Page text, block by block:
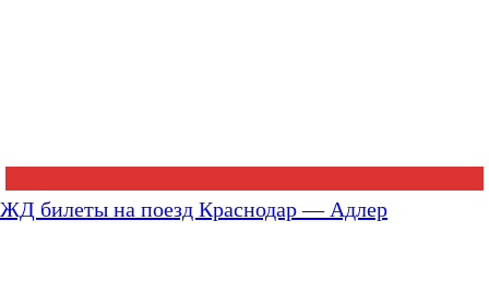
ЖД билеты на поезд Краснодар — Адлер